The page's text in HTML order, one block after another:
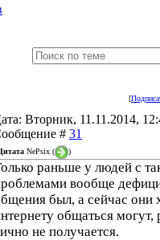
[
Вторник, 11.11.2014,
# 31
NePsix ( )
раньше у людей с
вообще
был, а сейчас они
общаться могут,
не получается.